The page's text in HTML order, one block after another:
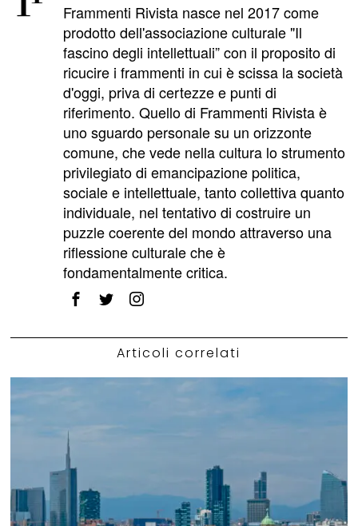
Frammenti Rivista nasce nel 2017 come
prodotto dell'associazione culturale "Il
fascino degli intellettuali” con il proposito di
ricucire i frammenti in cui è scissa la società
d'oggi, priva di certezze e punti di
riferimento. Quello di Frammenti Rivista è
uno sguardo personale su un orizzonte
comune, che vede nella cultura lo strumento
privilegiato di emancipazione politica,
sociale e intellettuale, tanto collettiva quanto
individuale, nel tentativo di costruire un
puzzle coerente del mondo attraverso una
riflessione culturale che è
fondamentalmente critica.
Articoli correlati